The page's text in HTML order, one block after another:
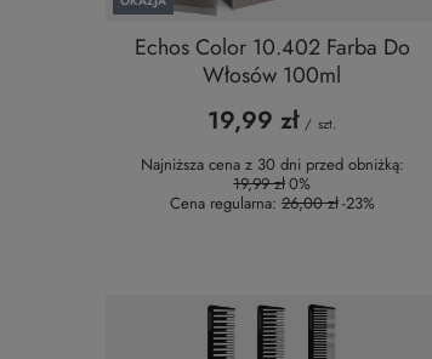
Echos Color 10.402 Farba Do
Włosów 100ml
19,99 zł / szt.
Najniższa cena z 30 dni przed obniżką:
19,99 zł0%
Cena regularna:26,00 zł-23%